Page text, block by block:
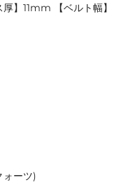
】11mm 【ベルト幅】
ォーツ)